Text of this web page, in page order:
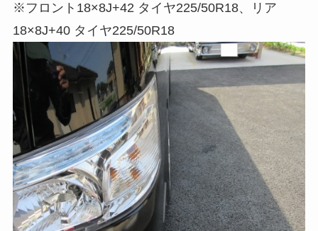
※フロント18×8J+42 タイヤ225/50R18、リア
18×8J+40 タイヤ225/50R18